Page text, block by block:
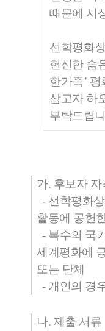
때문에 시
선학평화
헌신한 숨
한가족’
삼고자 하
부탁드립
가. 후보자 자
- 선학평화
활동에 공헌
- 복수의 국
세계평화에
또는 단체
- 개인의 경
나. 제출 서류